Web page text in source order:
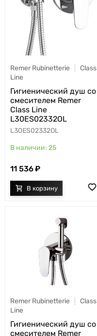
Remer Rubinetterie
Class
Line
Гигиенический душ со
смесителем Remer
Class Line
L30ES02332OL
L30ES02332OL
25
11 536
Remer Rubinetterie
Class
Line
Гигиенический душ со
смесителем Remer